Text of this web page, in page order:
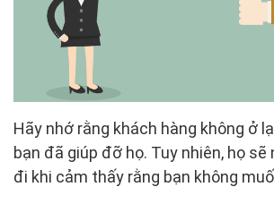
Hãy nhớ rằng khách hàng không ở
bạn đã giúp đỡ họ. Tuy nhiên, họ sẽ
đi khi cảm thấy rằng bạn không